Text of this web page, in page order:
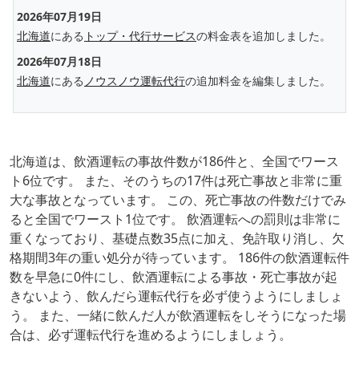
2026年07月19日
北海道にある トップ・代行サービスの料金表を追加しました。
2026年07月18日
北海道にある ノウスノウ運転代行の追加料金を編集しました。
北海道は、飲酒運転の事故件数が186件と、全国でワース
ト6位です。 また、そのうちの17件は死亡事故と非常に重
大な事故となっています。 この、死亡事故の件数だけでみ
ると全国でワースト1位です。 飲酒運転への罰則は非常に
重くなっており、基礎点数35点に加え、免許取り消し、欠
格期間3年の重い処分が待っています。 186件の飲酒運転件
数を早急に0件にし、飲酒運転による事故・死亡事故が起
きないよう、飲んだら運転代行を必ず使うようにしましょ
う。 また、一緒に飲んだ人が飲酒運転をしそうになった場
合は、必ず運転代行を進めるようにしましょう。